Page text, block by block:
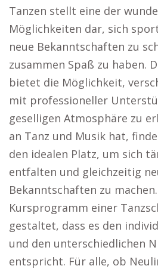
Tanzen stellt eine der
Möglichkeiten dar, sich
neue Bekanntschaften zu
zusammen Spaß zu haben.
bietet die Möglichkeit,
mit professioneller
geselligen Atmosphäre zu
an Tanz und Musik hat,
den idealen Platz, um sich
entfalten und gleichzeitig
Bekanntschaften zu
Kursprogramm einer
gestaltet, dass es den
und den unterschiedlichen
entspricht. Für alle, ob